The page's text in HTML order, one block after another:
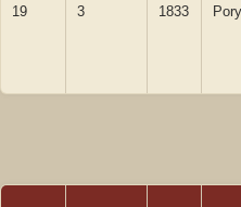
19 3 1833